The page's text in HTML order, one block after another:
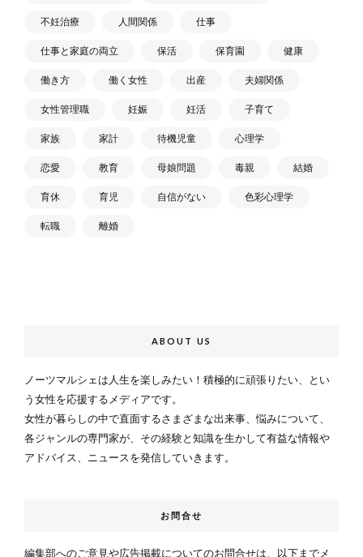
不妊治療 人間関係 仕事
仕事と家庭の両立 保活 保育園 健康
働き方 働く女性 出産 夫婦関係
女性管理職 妊娠 妊活 子育て
家族 家計 待機児童 心理学
恋愛 教育 母娘問題 毒親 結婚
育休 育児 自信がない 色彩心理学
転職 離婚
ABOUT US
ノーツマルシェは人生を楽しみたい！積極的に頑張りたい、とい
う女性を応援するメディアです。
女性が暮らしの中で直面するさまざまな出来事、悩みについて、
各ジャンルの専門家が、その経験と知識を生かして有益な情報や
アドバイス、ニュースを発信していきます。
お問合せ
編集部へのご意見や広告掲載についてのお問合せは、以下までメ